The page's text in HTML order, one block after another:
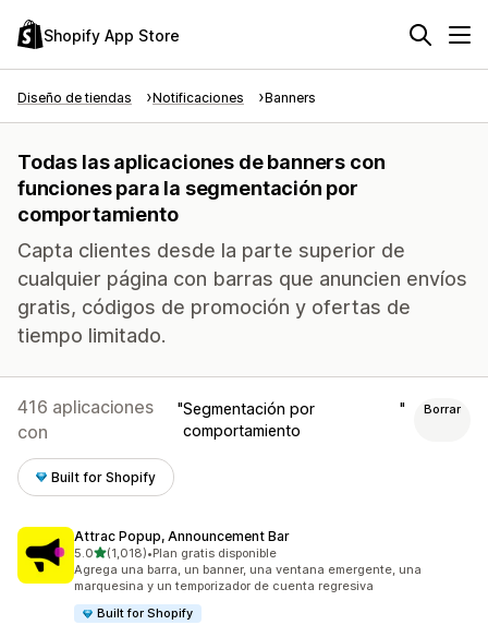
Shopify App Store
Diseño de tiendas Notificaciones Banners
Todas las aplicaciones de banners con
funciones para la segmentación por
comportamiento
Capta clientes desde la parte superior de
cualquier página con barras que anuncien envíos
gratis, códigos de promoción y ofertas de
tiempo limitado.
416 aplicaciones
con
Segmentación por
comportamiento
Borrar
Built for Shopify
Attrac Popup, Announcement Bar
5.0de 5 estrellas
(1,018)
1018 reseñas en total
•Plan gratis disponible
Agrega una barra, un banner, una ventana emergente, una
marquesina y un temporizador de cuenta regresiva
Built for Shopify